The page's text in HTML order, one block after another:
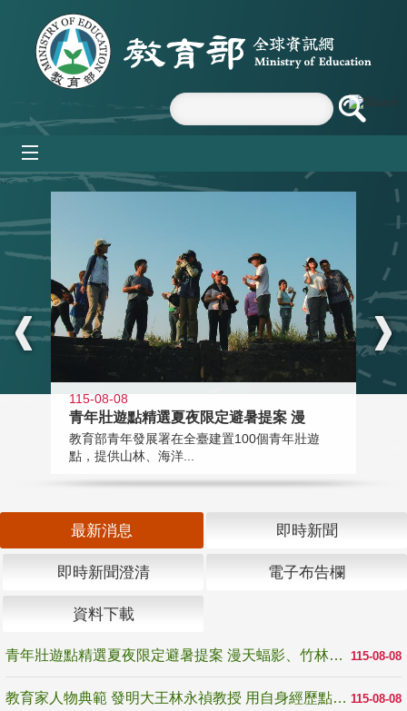
跳到主要內容區塊
:::
115-08-08
青年壯遊點精選夏夜限定避暑提案 漫
教育部青年發展署在全臺建置100個青年壯遊
點，提供山林、海洋...
最新消息 即時新聞
即時新聞澄清 電子布告欄
資料下載
115-08-08
青年壯遊點精選夏夜限定避暑提案 漫天蝠影、竹林尋蛙、茶香夜觀 邀青年暮色出發
115-08-08
教育家人物典範 發明大王林永禎教授 用自身經歷點亮學生的路